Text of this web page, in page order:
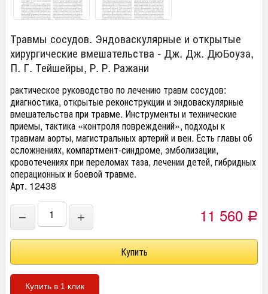
Травмы сосудов. Эндоваскулярные и открытые
хирургические вмешательства - Дж. Дж. ДюБоуза,
П. Г. Тейшейры, Р. Р. Ражани
рактическое руководство по лечению травм сосудов:
диагностика, открытые реконструкции и эндоваскулярные
вмешательства при травме. Инструменты и технические
приемы, тактика «контроля повреждений», подходы к
травмам аорты, магистральных артерий и вен. Есть главы об
осложнениях, компартмент-синдроме, эмболизации,
кровотечениях при переломах таза, лечении детей, гибридных
операционных и боевой травме.
Арт. 12438
− + 11 560 Р
Купить в 1 клик